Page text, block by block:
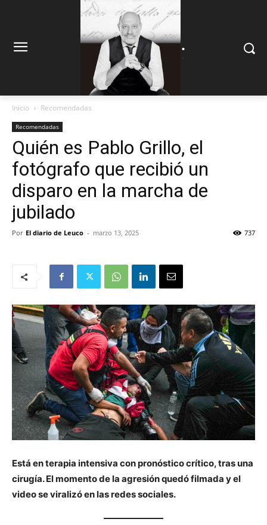
.
Inicio Recomendadas
Recomendadas
Quién es Pablo Grillo, el
fotógrafo que recibió un
disparo en la marcha de
jubilado
Por El diario de Leuco - marzo 13, 2025 737
Está en terapia intensiva con pronóstico crítico, tras una
cirugía. El momento de la agresión quedó filmada y el
video se viralizó en las redes sociales.